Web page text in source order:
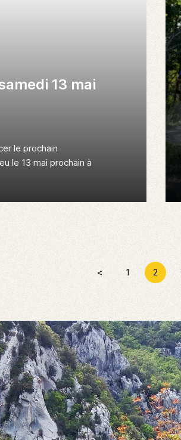
13 mai
le prochain
le 13 mai prochain à
< 1 2